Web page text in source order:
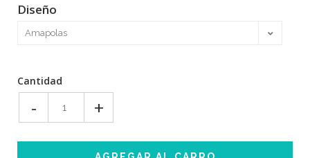
Diseño
Cantidad
- +